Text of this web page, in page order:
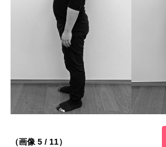
（画像 5 / 11）